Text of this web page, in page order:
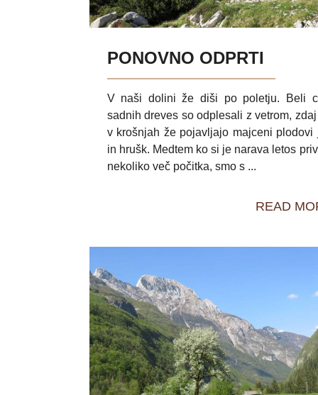
PONOVNO ODPRTI
V naši dolini že diši po poletju. Beli
sadnih dreves so odplesali z vetrom,
v krošnjah že pojavljajo majceni plodovi
in hrušk. Medtem ko si je narava letos
nekoliko več počitka, smo s ...
READ